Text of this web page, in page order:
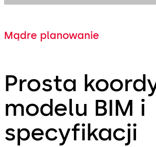
Mądre planowanie
Prosta
modelu BIM i
specyfikacji